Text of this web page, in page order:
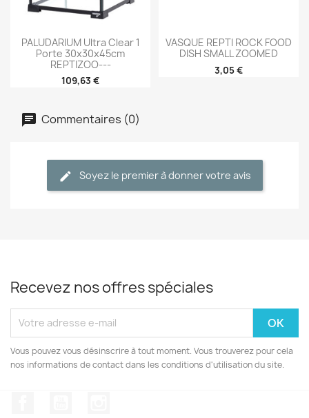
PALUDARIUM Ultra Clear 1
Porte 30x30x45cm
REPTIZOO---
109,63 €
VASQUE REPTI ROCK FOOD
DISH SMALL ZOOMED
3,05 €
Commentaires (0)
Soyez le premier à donner votre avis
Recevez nos offres spéciales
Vous pouvez vous désinscrire à tout moment. Vous trouverez pour cela
nos informations de contact dans les conditions d'utilisation du site.